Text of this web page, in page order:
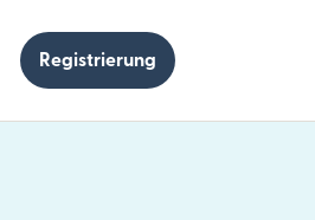
Registrierung